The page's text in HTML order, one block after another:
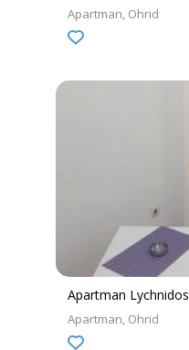
Apartman Ohrid
Apartman Lychnidos
Apartman Ohrid